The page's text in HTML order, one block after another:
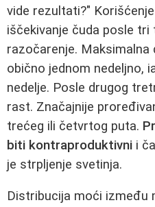
vide rezultati?"
iščekivanje čuda posle
razočarenje.
obično jednom nedeljno,
nedelje. Posle drugog
rast. Značajnije
trećeg ili četvrtog puta.
biti kontraproduktivni i
je strpljenje svetinja.
Distribucija moći između